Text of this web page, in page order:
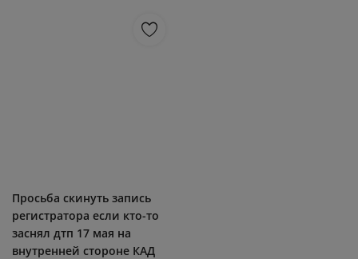
Просьба скинуть запись
регистратора если кто-то
заснял дтп 17 мая на
внутренней стороне КАД